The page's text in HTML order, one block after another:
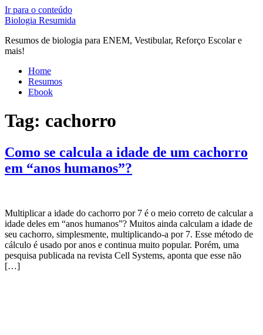
Ir para o conteúdo
Biologia Resumida
Resumos de biologia para ENEM, Vestibular, Reforço Escolar e
mais!
Home
Resumos
Ebook
Tag: cachorro
Como se calcula a idade de um cachorro
em “anos humanos”?
Multiplicar a idade do cachorro por 7 é o meio correto de calcular a
idade deles em “anos humanos”? Muitos ainda calculam a idade de
seu cachorro, simplesmente, multiplicando-a por 7. Esse método de
cálculo é usado por anos e continua muito popular. Porém, uma
pesquisa publicada na revista Cell Systems, aponta que esse não
[…]